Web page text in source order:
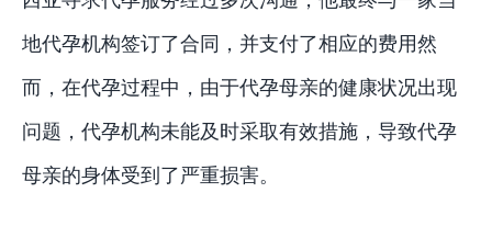
地代孕机构签订了合同，并支付了相应的费用然
而，在代孕过程中，由于代孕母亲的健康状况出现
问题，代孕机构未能及时采取有效措施，导致代孕
母亲的身体受到了严重损害。